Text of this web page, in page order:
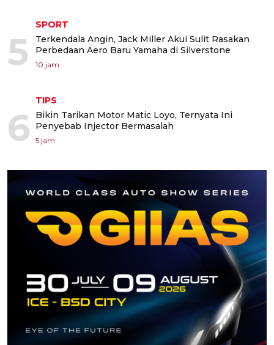
5
SPORT
Terkendala Angin, Jack Miller Akui Sulit Rasakan
Perbedaan Aero Baru Yamaha di Silverstone
10 jam
6
TIPS
Bikin Tarikan Motor Matic Loyo, Ternyata Ini
Penyebab Injector Bermasalah
5 jam